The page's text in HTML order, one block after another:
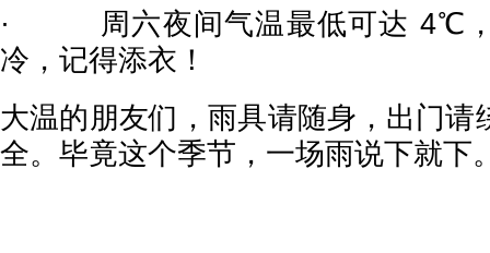
· 周六夜间气温最低可达 4℃，
冷，记得添衣！
大温的朋友们，雨具请随身，出门请
全。毕竟这个季节，一场雨说下就下